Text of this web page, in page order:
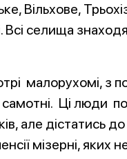
Вільхове,
селища
малорухомі, з
самотні. Ці люди
але дістатись
мізерні, яких